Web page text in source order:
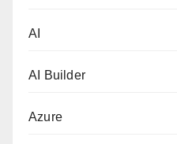
AI
AI Builder
Azure